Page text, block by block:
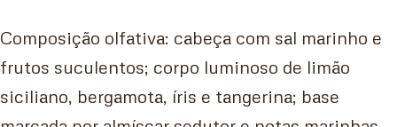
Composição olfativa: cabeça com sal marinho e
frutos suculentos; corpo luminoso de limão
siciliano, bergamota, íris e tangerina; base